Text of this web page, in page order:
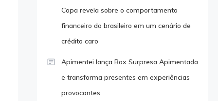
Copa revela sobre o comportamento
financeiro do brasileiro em um cenário de
crédito caro
Apimentei lança Box Surpresa Apimentada
e transforma presentes em experiências
provocantes